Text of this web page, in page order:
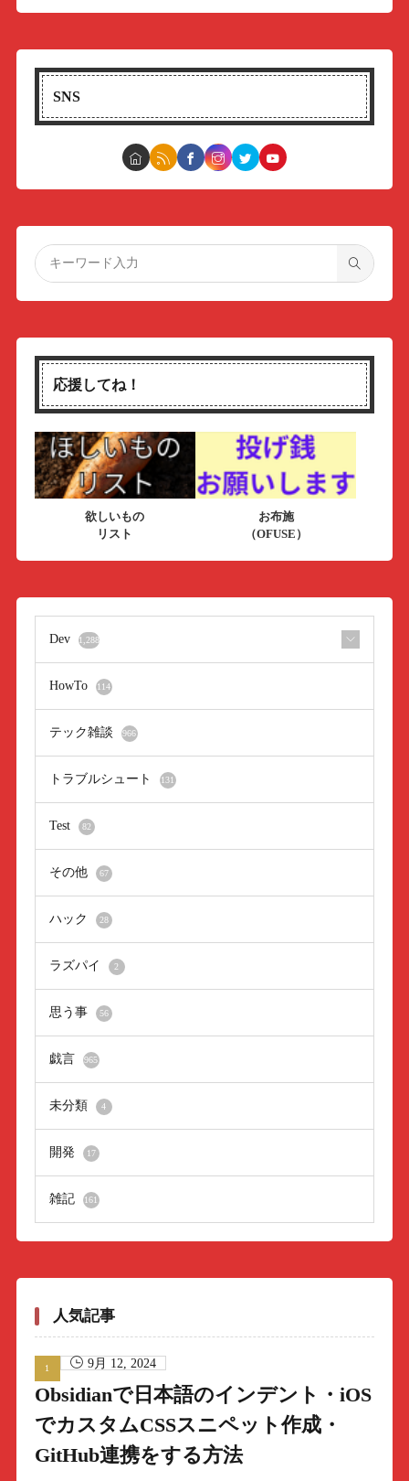
SNS
応援してね！
欲しいもの
リスト
お布施
（OFUSE）
Dev 1,288
HowTo 114
テック雑談 966
トラブルシュート 131
Test 82
その他 67
ハック 28
ラズパイ 2
思う事 56
戯言 965
未分類 4
開発 17
雑記 161
人気記事
9月 12, 2024
Obsidianで日本語のインデント・iOS
でカスタムCSSスニペット作成・
GitHub連携をする方法